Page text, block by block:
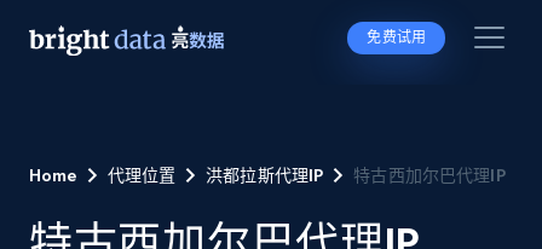
免费试用
Home 代理位置 洪都拉斯代理IP 特古西加尔巴代理IP